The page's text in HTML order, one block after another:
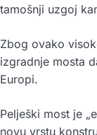
tamošnji uzgoj
Zbog ovako
izgradnje mosta
Europi.
Pelješki most je
novu vrstu